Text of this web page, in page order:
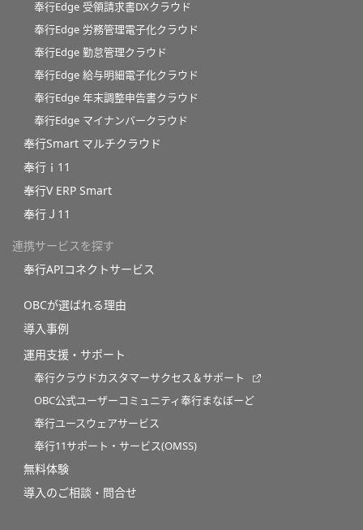
奉行Edge 受領請求書DXクラウド
奉行Edge 労務管理電子化クラウド
奉行Edge 勤怠管理クラウド
奉行Edge 給与明細電子化クラウド
奉行Edge 年末調整申告書クラウド
奉行Edge マイナンバークラウド
奉行Smart マルチクラウド
奉行ｉ11
奉行V ERP Smart
奉行Ｊ11
連携サービスを探す
奉行APIコネクトサービス
OBCが選ばれる理由
導入事例
運用支援・サポート
奉行クラウドカスタマーサクセス＆サポート
OBC公式ユーザーコミュニティ奉行まなぼーど
奉行ユースウェアサービス
奉行11サポート・サービス(OMSS)
無料体験
導入のご相談・問合せ